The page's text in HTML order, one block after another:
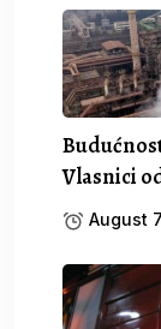
Vlasnici
August